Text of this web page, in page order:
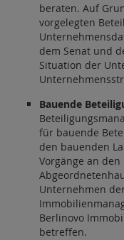
beraten. Auf
vorgelegten
dem Senat und
Situation der
Bauende
für bauende
den bauenden
Vorgänge an
Unternehmen
Berlinovo
betreffen.